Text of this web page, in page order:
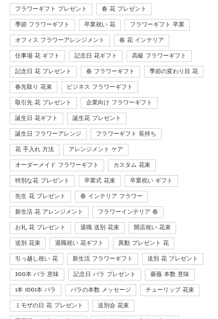
フラワーギフト プレゼント 春 花 プレゼント
季節 フラワーギフト 卒業祝い 花 フラワーギフト 卒業
オフィス フラワーアレンジメント 春 花 インテリア
仕事場 花 ギフト 記念日 花ギフト 高級 フラワーギフト
記念日 花 プレゼント 春 フラワーギフト 季節の変わり目 花
春先取り 花束 ビジネス フラワーギフト
取引先 花 プレゼント 企業向け フラワーギフト
誕生日 花ギフト 誕生花 プレゼント
誕生日 フラワーアレンジ フラワーギフト 長持ち
花 手入れ 方法 アレンジメント ケア
オーダーメイド フラワーギフト カスタム 花束
特別な花 プレゼント 卒業式 花束 卒業祝い ギフト
先生 花 プレゼント 春 インテリア フラワー
新生活 花 アレンジメント フラワーインテリア 春
お礼 花 プレゼント 退職 送別 花束 開店祝い 花束
送別 花束 退職祝い 花ギフト 異動 プレゼント 花
引っ越し祝い 花 新生活 フラワーギフト 送別 花 プレゼント
300本 バラ 意味 記念日 バラ プレゼント 薔薇 本数 意味
1本 1001本 バラ バラの本数 メッセージ チューリップ 花束
ミモザの日 花 プレゼント 送別会 花束